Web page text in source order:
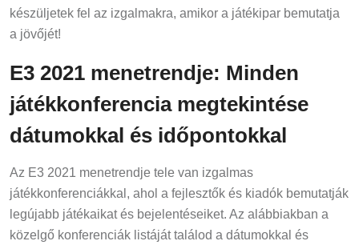
készüljetek fel az izgalmakra, amikor a játékipar bemutatja
a jövőjét!
E3 2021 menetrendje: Minden
játékkonferencia megtekintése
dátumokkal és időpontokkal
Az E3 2021 menetrendje tele van izgalmas
játékkonferenciákkal, ahol a fejlesztők és kiadók bemutatják
legújabb játékaikat és bejelentéseiket. Az alábbiakban a
közelgő konferenciák listáját találod a dátumokkal és